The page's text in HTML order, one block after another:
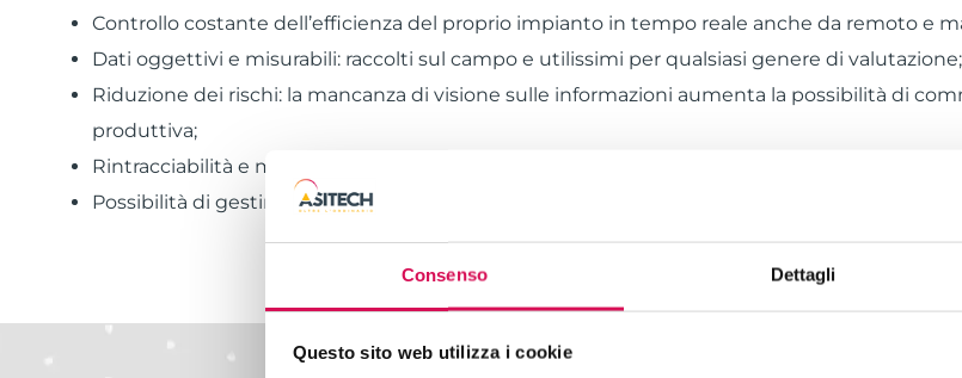
Consenso Dettagli
Questo sito web utilizza i cookie
Controllo costante dell’efficienza del proprio impianto in tempo reale anche da remoto e
Dati oggettivi e misurabili: raccolti sul campo e utilissimi per qualsiasi genere di valutazione;
Riduzione dei rischi: la mancanza di visione sulle informazioni aumenta la possibilità di
produttiva;
Rintracciabilità e miglioramento della qualità del prodotto;
Possibilità di gestire interconnessione dei dati di produzione con i gestionali aziendali.